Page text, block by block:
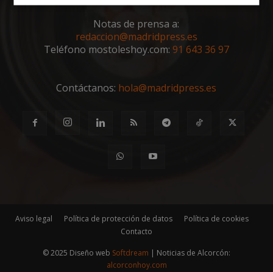
Notas de prensa a:
redaccion@madridpress.es
Teléfono mostoleshoy.com: 91 643 36 97
Contáctanos: hola@madridpress.es
Aviso legal Política de protección de datos
Política de cookies
Contacto
© 2025 Diseño web Softdream | Noticias de Alcorcón:
alcorconhoy.com
Cookies
necesarias
Cookies de
preferencias
funcionalidad
Cookies estrictamente necesarias
Cookies de rendimiento
Cookies de preferencias
Cookies de funcionalidad